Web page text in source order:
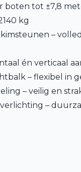
boten tot ±7,8
kg
–
én verticaal
– flexibel in
– veilig en
–